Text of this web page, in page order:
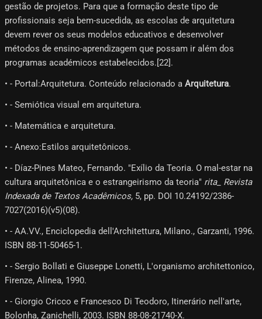
gestão de projetos. Para que a formação deste tipo de
profissionais seja bem-sucedida, as escolas de arquitetura
devem rever os seus modelos educativos e desenvolver
métodos de ensino-aprendizagem que possam ir além dos
programas académicos estabelecidos.[22]​.
• - Portal:Arquitetura. Conteúdo relacionado a Arquitetura.
• - Semiótica visual em arquitetura.
• - Matemática e arquitetura.
• - Anexo:Estilos arquitetônicos.
• - Díaz-Pines Mateo, Fernando. "Exílio da Teoria. O mal-estar na
cultura arquitetônica e o estrangeirismo da teoria" rita_ Revista
Indexada de Textos Acadêmicos, 5, pp. DOI 10.24192/2386-
7027(2016)(v5)(08).
• - AA.VV., Enciclopedia dell'Architettura, Milano., Garzanti, 1996.
ISBN 88-11-50465-1.
• - Sergio Bollati e Giuseppe Lonetti, L'organismo architettonico,
Firenze, Alinea, 1990.
• - Giorgio Cricco e Francesco Di Teodoro, Itinerário nell'arte,
Bolonha, Zanichelli, 2003. ISBN 88-08-21740-X.